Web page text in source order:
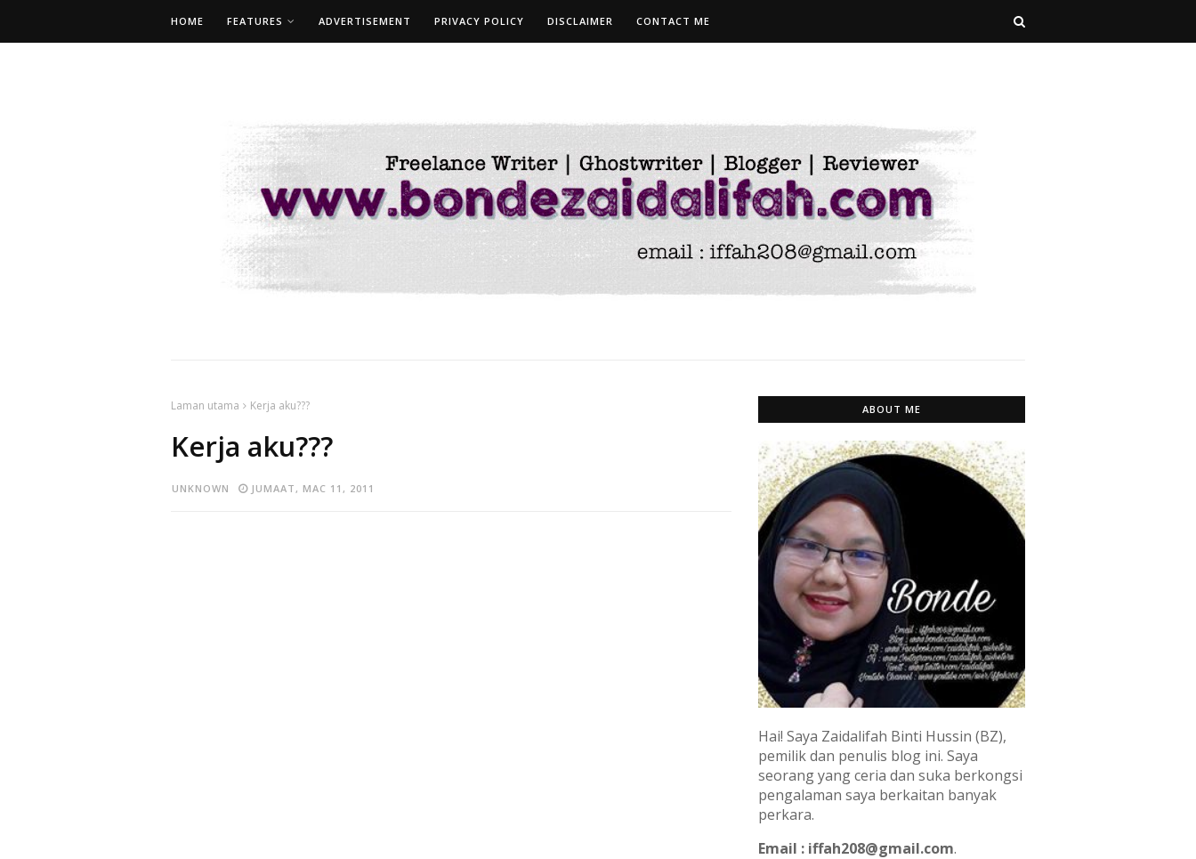
HOME FEATURES ADVERTISEMENT PRIVACY POLICY DISCLAIMER CONTACT ME
Laman utama Kerja aku???
Kerja aku???
UNKNOWN JUMAAT, MAC 11, 2011
ABOUT ME
Hai! Saya Zaidalifah Binti Hussin (BZ),
pemilik dan penulis blog ini. Saya
seorang yang ceria dan suka berkongsi
pengalaman saya berkaitan banyak
perkara.
Email : iffah208@gmail.com.